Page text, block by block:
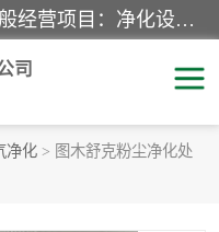
西安超润环境科技有限公司一般经营项目：净化设备、厨房设备、五金机电设备、不锈钢制品、彩钢夹心板、水处理设备的研发、销售；空气净化设备、办公设备、通风设备、建筑材料、金属材料的销售；净化工程、钢结构工程、机电设备工程的设计与施工及技术咨询服务；货物及技术的进出口的业务经营。
司
净化 > 图木舒克粉尘净化处